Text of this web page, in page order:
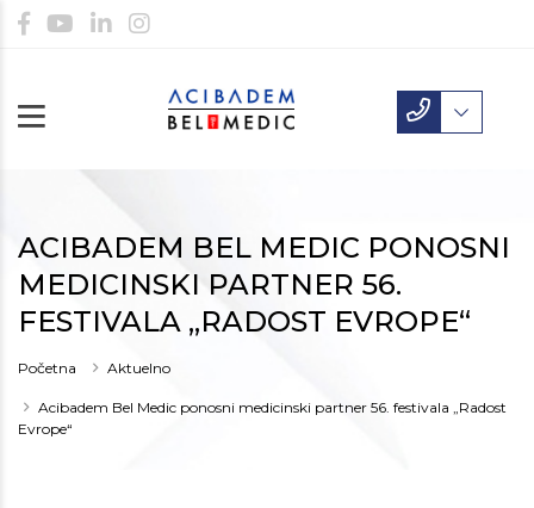
ACIBADEM BEL MEDIC PONOSNI
MEDICINSKI PARTNER 56.
FESTIVALA „RADOST EVROPE“
Početna Aktuelno
Acibadem Bel Medic ponosni medicinski partner 56. festivala „Radost
Evrope“